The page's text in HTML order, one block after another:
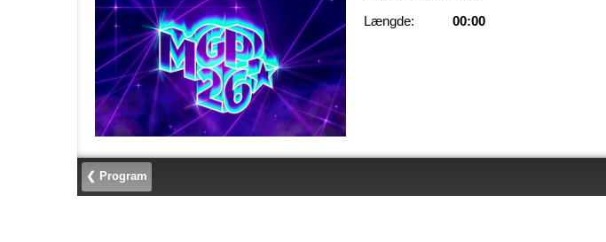
Længde:
00:00
❮ Program